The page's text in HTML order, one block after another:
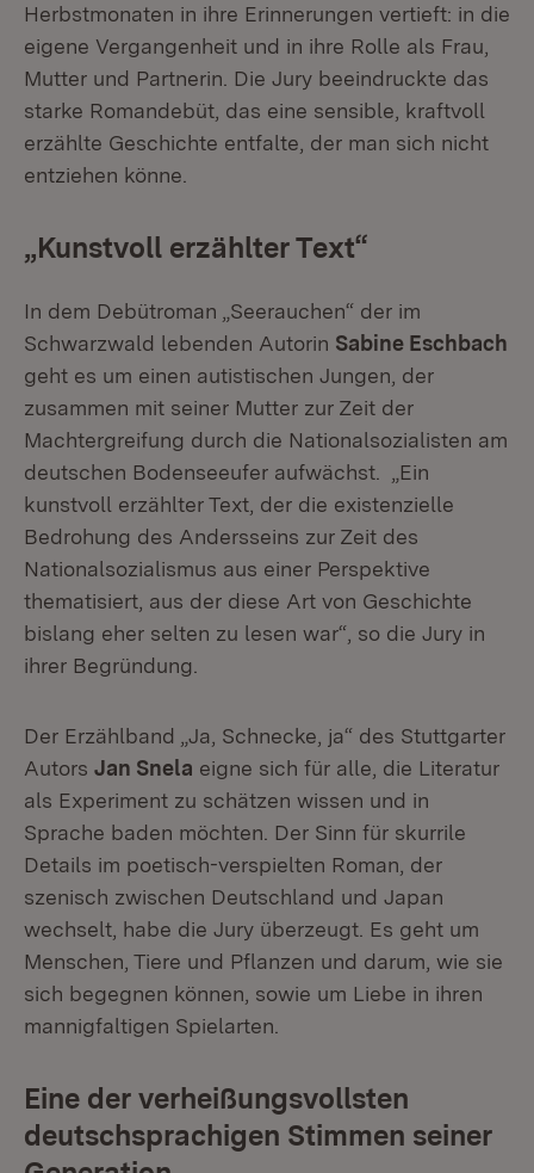
Herbstmonaten in ihre Erinnerungen vertieft: in die
eigene Vergangenheit und in ihre Rolle als Frau,
Mutter und Partnerin. Die Jury beeindruckte das
starke Romandebüt, das eine sensible, kraftvoll
erzählte Geschichte entfalte, der man sich nicht
entziehen könne.
„Kunstvoll erzählter Text“
In dem Debütroman „Seerauchen“ der im
Schwarzwald lebenden Autorin Sabine Eschbach
geht es um einen autistischen Jungen, der
zusammen mit seiner Mutter zur Zeit der
Machtergreifung durch die Nationalsozialisten am
deutschen Bodenseeufer aufwächst. „Ein
kunstvoll erzählter Text, der die existenzielle
Bedrohung des Andersseins zur Zeit des
Nationalsozialismus aus einer Perspektive
thematisiert, aus der diese Art von Geschichte
bislang eher selten zu lesen war“, so die Jury in
ihrer Begründung.
Der Erzählband „Ja, Schnecke, ja“ des Stuttgarter
Autors Jan Snela eigne sich für alle, die Literatur
als Experiment zu schätzen wissen und in
Sprache baden möchten. Der Sinn für skurrile
Details im poetisch-verspielten Roman, der
szenisch zwischen Deutschland und Japan
wechselt, habe die Jury überzeugt. Es geht um
Menschen, Tiere und Pflanzen und darum, wie sie
sich begegnen können, sowie um Liebe in ihren
mannigfaltigen Spielarten.
Eine der verheißungsvollsten
deutschsprachigen Stimmen seiner